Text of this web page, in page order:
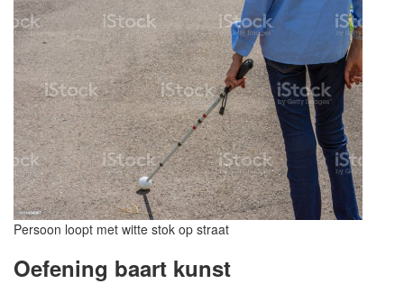
Persoon loopt met witte stok op straat
Oefening baart kunst